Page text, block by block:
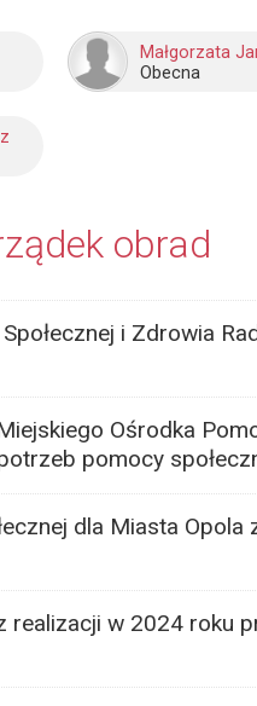
Obecna
obrad
i Zdrowia
Ośrodka
pomocy
dla Miasta Opola
realizacji w 2024 roku